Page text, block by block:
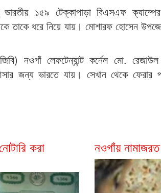
১৫৯ টেক্কাপাড়া বিএসএফ
তাকে ধরে নিয়ে যায়। মোশারফ হোসেন
নওগাঁ লেফটেন্যান্ট কর্নেল মো.
জন্য ভারতে যায়। সেখান থেকে ফেরার
করা নওগাঁয়